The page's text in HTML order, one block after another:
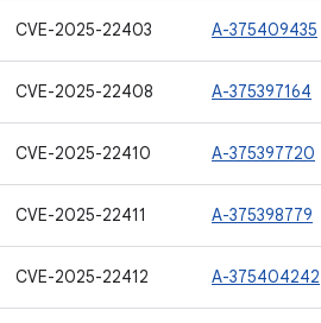
CVE-2025-22403 A-375409435
CVE-2025-22408 A-375397164
CVE-2025-22410 A-375397720
CVE-2025-22411 A-375398779
CVE-2025-22412 A-375404242